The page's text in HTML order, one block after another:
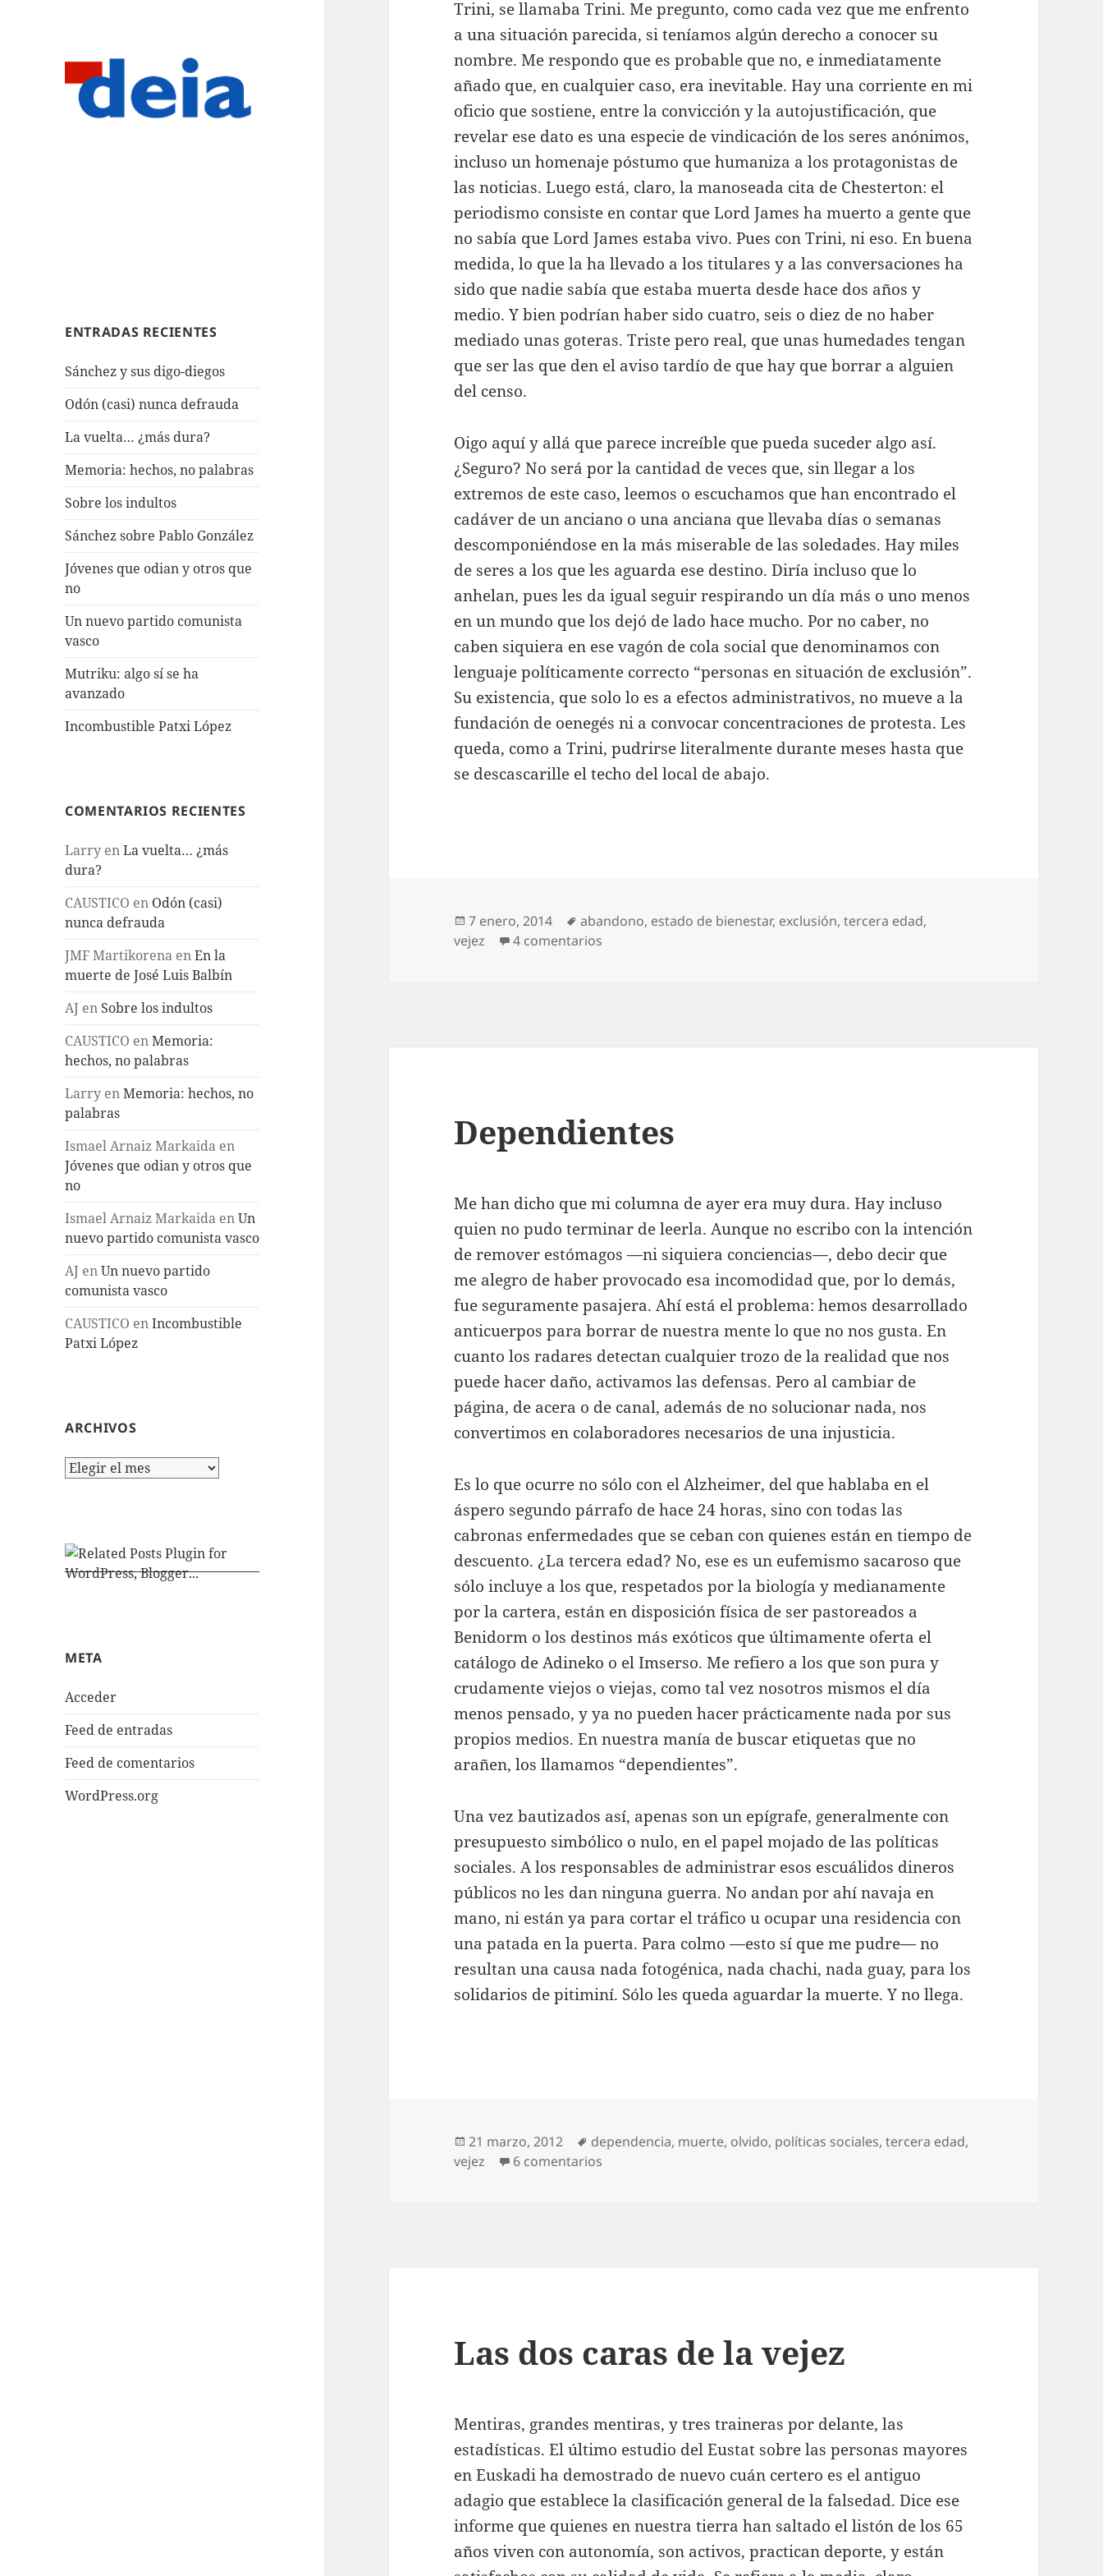
ENTRADAS RECIENTES
Sánchez y sus digo-diegos
Odón (casi) nunca defrauda
La vuelta… ¿más dura?
Memoria: hechos, no palabras
Sobre los indultos
Sánchez sobre Pablo González
Jóvenes que odian y otros que
no
Un nuevo partido comunista
vasco
Mutriku: algo sí se ha
avanzado
Incombustible Patxi López
COMENTARIOS RECIENTES
Larry enLa vuelta… ¿más
dura?
CAUSTICO en Odón (casi)
nunca defrauda
JMF Martikorena enEn la
muerte de José Luis Balbín
AJ en Sobre los indultos
CAUSTICO enMemoria:
hechos, no palabras
Larry enMemoria: hechos, no
palabras
Ismael Arnaiz Markaida en
Jóvenes que odian y otros que
no
Ismael Arnaiz Markaida enUn
nuevo partido comunista vasco
AJ enUn nuevo partido
comunista vasco
CAUSTICO enIncombustible
Patxi López
ARCHIVOS
Archivos
META
Acceder
Feed de entradas
Feed de comentarios
WordPress.org
Trini, se llamaba Trini. Me pregunto, como cada vez que me enfrento
a una situación parecida, si teníamos algún derecho a conocer su
nombre. Me respondo que es probable que no, e inmediatamente
añado que, en cualquier caso, era inevitable. Hay una corriente en mi
oficio que sostiene, entre la convicción y la autojustificación, que
revelar ese dato es una especie de vindicación de los seres anónimos,
incluso un homenaje póstumo que humaniza a los protagonistas de
las noticias. Luego está, claro, la manoseada cita de Chesterton: el
periodismo consiste en contar que Lord James ha muerto a gente que
no sabía que Lord James estaba vivo. Pues con Trini, ni eso. En buena
medida, lo que la ha llevado a los titulares y a las conversaciones ha
sido que nadie sabía que estaba muerta desde hace dos años y
medio. Y bien podrían haber sido cuatro, seis o diez de no haber
mediado unas goteras. Triste pero real, que unas humedades tengan
que ser las que den el aviso tardío de que hay que borrar a alguien
del censo.
Oigo aquí y allá que parece increíble que pueda suceder algo así.
¿Seguro? No será por la cantidad de veces que, sin llegar a los
extremos de este caso, leemos o escuchamos que han encontrado el
cadáver de un anciano o una anciana que llevaba días o semanas
descomponiéndose en la más miserable de las soledades. Hay miles
de seres a los que les aguarda ese destino. Diría incluso que lo
anhelan, pues les da igual seguir respirando un día más o uno menos
en un mundo que los dejó de lado hace mucho. Por no caber, no
caben siquiera en ese vagón de cola social que denominamos con
lenguaje políticamente correcto “personas en situación de exclusión”.
Su existencia, que solo lo es a efectos administrativos, no mueve a la
fundación de oenegés ni a convocar concentraciones de protesta. Les
queda, como a Trini, pudrirse literalmente durante meses hasta que
se descascarille el techo del local de abajo.
Publicado
el
7 enero, 2014 Etiquetas
abandono, estado de bienestar, exclusión,tercera edad,
vejez
4 comentarios
Dependientes
Me han dicho que mi columna de ayer era muy dura. Hay incluso
quien no pudo terminar de leerla. Aunque no escribo con la intención
de remover estómagos —ni siquiera conciencias—, debo decir que
me alegro de haber provocado esa incomodidad que, por lo demás,
fue seguramente pasajera. Ahí está el problema: hemos desarrollado
anticuerpos para borrar de nuestra mente lo que no nos gusta. En
cuanto los radares detectan cualquier trozo de la realidad que nos
puede hacer daño, activamos las defensas. Pero al cambiar de
página, de acera o de canal, además de no solucionar nada, nos
convertimos en colaboradores necesarios de una injusticia.
Es lo que ocurre no sólo con el Alzheimer, del que hablaba en el
áspero segundo párrafo de hace 24 horas, sino con todas las
cabronas enfermedades que se ceban con quienes están en tiempo de
descuento. ¿La tercera edad? No, ese es un eufemismo sacaroso que
sólo incluye a los que, respetados por la biología y medianamente
por la cartera, están en disposición física de ser pastoreados a
Benidorm o los destinos más exóticos que últimamente oferta el
catálogo de Adineko o el Imserso. Me refiero a los que son pura y
crudamente viejos o viejas, como tal vez nosotros mismos el día
menos pensado, y ya no pueden hacer prácticamente nada por sus
propios medios. En nuestra manía de buscar etiquetas que no
arañen, los llamamos “dependientes”.
Una vez bautizados así, apenas son un epígrafe, generalmente con
presupuesto simbólico o nulo, en el papel mojado de las políticas
sociales. A los responsables de administrar esos escuálidos dineros
públicos no les dan ninguna guerra. No andan por ahí navaja en
mano, ni están ya para cortar el tráfico u ocupar una residencia con
una patada en la puerta. Para colmo —esto sí que me pudre— no
resultan una causa nada fotogénica, nada chachi, nada guay, para los
solidarios de pitiminí. Sólo les queda aguardar la muerte. Y no llega.
Publicado
el
21 marzo, 2012 Etiquetas
dependencia, muerte, olvido, políticas sociales,tercera edad,
vejez
6 comentarios
Las dos caras de la vejez
Mentiras, grandes mentiras, y tres traineras por delante, las
estadísticas. El último estudio del Eustat sobre las personas mayores
en Euskadi ha demostrado de nuevo cuán certero es el antiguo
adagio que establece la clasificación general de la falsedad. Dice ese
informe que quienes en nuestra tierra han saltado el listón de los 65
años viven con autonomía, son activos, practican deporte, y están